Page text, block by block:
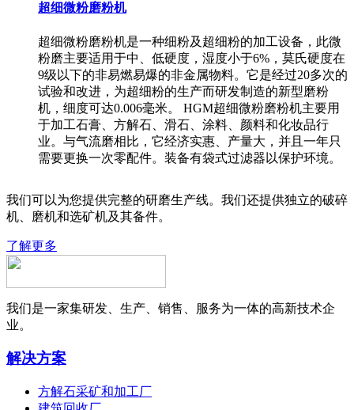
超细微粉磨粉机
超细微粉磨粉机是一种细粉及超细粉的加工设备，此微
粉磨主要适用于中、低硬度，湿度小于6%，莫氏硬度在
9级以下的非易燃易爆的非金属物料。它是经过20多次的
试验和改进，为超细粉的生产而研发制造的新型磨粉
机，细度可达0.006毫米。 HGM超细微粉磨粉机主要用
于加工石膏、方解石、滑石、涂料、颜料和化妆品行
业。与气流磨相比，它经济实惠、产量大，并且一年只
需要更换一次零配件。装备有袋式过滤器以保护环境。
我们可以为您提供完整的研磨生产线。我们还提供独立的破碎
机、磨机和选矿机及其备件。
了解更多
我们是一家集研发、生产、销售、服务为一体的高新技术企
业。
解决方案
方解石采矿和加工厂